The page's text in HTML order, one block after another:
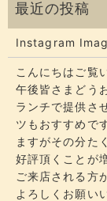
Instagram
こんにちはご覧
午後皆さまどう
ランチで提供さ
ツもおすすめで
ますがその分た
好評頂くことが
ご来店される方
よろしくお願い